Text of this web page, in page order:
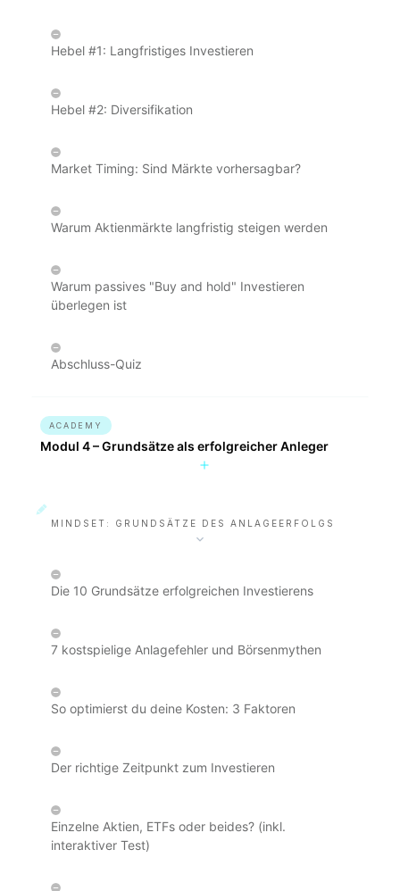
Hebel #1: Langfristiges Investieren
Hebel #2: Diversifikation
Market Timing: Sind Märkte vorhersagbar?
Warum Aktienmärkte langfristig steigen werden
Warum passives "Buy and hold" Investieren
überlegen ist
Abschluss-Quiz
ACADEMY
Modul 4 – Grundsätze als erfolgreicher Anleger
MINDSET: GRUNDSÄTZE DES ANLAGEERFOLGS
Die 10 Grundsätze erfolgreichen Investierens
7 kostspielige Anlagefehler und Börsenmythen
So optimierst du deine Kosten: 3 Faktoren
Der richtige Zeitpunkt zum Investieren
Einzelne Aktien, ETFs oder beides? (inkl.
interaktiver Test)